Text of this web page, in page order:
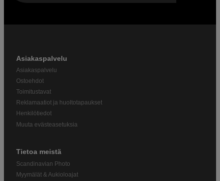
Asiakaspalvelu
Asiakaspalvelu
Ostoehdot
Toimitustavat
Reklamaatiot ja huoltotapaukset
Henkilötiedot
Muuta evästeasetuksia
Tietoa meistä
Scandinavian Photo
Myymälät & Aukioloajat